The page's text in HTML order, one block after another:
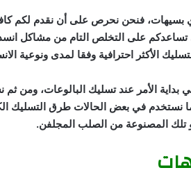
بسيهات، فنحن نحرص على أن نقدم لكم
على التخلص التام من مشاكل
الأكثر احترافية وفقا لمدى ونوعية
الأمر عند تسليك البالوعات، ومن ثم
نستخدم في بعض الحالات طرق التسليك
تلك المصنوعة من الصلب المجلفن.